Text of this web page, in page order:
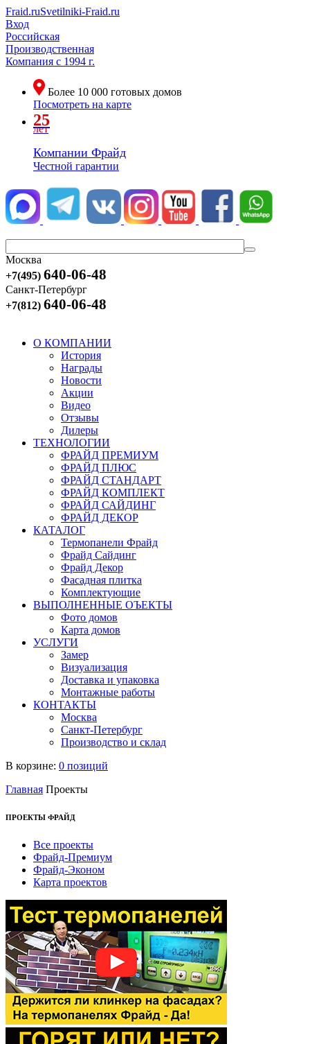
Fraid.ruSvetilniki-Fraid.ru
Вход
Российская
Производственная
Компания с 1994 г.
Более 10 000 готовых домов
Посмотреть на карте
25
лет
Компании Фрайд
Честной гарантии
Москва
+7(495) 640-06-48
Санкт-Петербург
+7(812) 640-06-48
О КОМПАНИИ
История
Награды
Новости
Акции
Видео
Отзывы
Дилеры
ТЕХНОЛОГИИ
ФРАЙД ПРЕМИУМ
ФРАЙД ПЛЮС
ФРАЙД СТАНДАРТ
ФРАЙД КОМПЛЕКТ
ФРАЙД САЙДИНГ
ФРАЙД ДЕКОР
КАТАЛОГ
Термопанели Фрайд
Фрайд Сайдинг
Фрайд Декор
Фасадная плитка
Комплектующие
ВЫПОЛНЕННЫЕ ОЪЕКТЫ
Фото домов
Карта домов
УСЛУГИ
Замер
Визуализация
Доставка и упаковка
Монтажные работы
КОНТАКТЫ
Москва
Санкт-Петербург
Производство и склад
В корзине: 0 позиций
Главная Проекты
ПРОЕКТЫ ФРАЙД
Все проекты
Фрайд-Премиум
Фрайд-Эконом
Карта проектов